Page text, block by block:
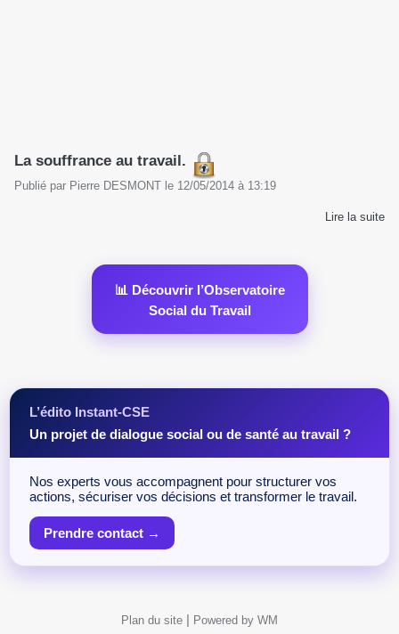
La souffrance au travail.
Publié par Pierre DESMONT le 12/05/2014 à 13:19
Lire la suite
📊 Découvrir l’Observatoire
Social du Travail
L’édito Instant-CSE
Un projet de dialogue social ou de santé au travail ?
Nos experts vous accompagnent pour structurer vos
actions, sécuriser vos décisions et transformer le travail.
Prendre contact →
Plan du site | Powered by WM